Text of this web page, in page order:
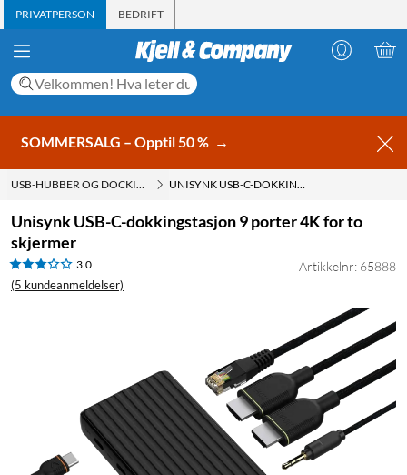
PRIVATPERSON BEDRIFT
SOMMERSALG – Opptil 50 % →
USB-HUBBER OG DOCKINGSTASJONER UNISYNK USB-C-DOKKINGSTASJON 9 PORTER 4K FOR TO SKJERMER
Unisynk USB-C-dokkingstasjon 9 porter 4K for to
skjermer
3.0
(5 kundeanmeldelser)
Artikkelnr: 65888